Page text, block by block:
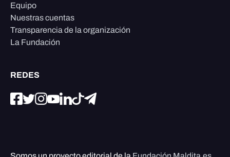
Equipo
Nuestras cuentas
Transparencia de la organización
La Fundación
REDES